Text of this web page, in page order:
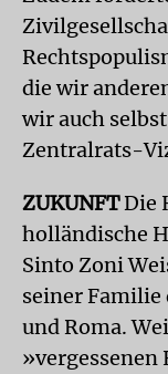
die wir
wir auch
Zentralrats-
ZUKUNFTDie
holländische
Sinto Zoni
seiner Familie
und Roma.
»vergessenen